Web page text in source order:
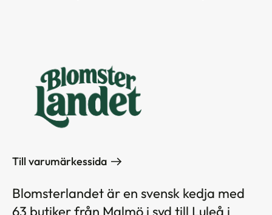
Till varumärkessida
Blomsterlandet är en svensk kedja med
63 butiker från Malmö i syd till Luleå i